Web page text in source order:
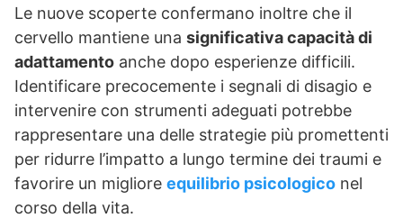
Le nuove scoperte confermano inoltre che il
cervello mantiene una significativa capacità di
adattamento anche dopo esperienze difficili.
Identificare precocemente i segnali di disagio e
intervenire con strumenti adeguati potrebbe
rappresentare una delle strategie più promettenti
per ridurre l’impatto a lungo termine dei traumi e
favorire un migliore equilibrio psicologico nel
corso della vita.